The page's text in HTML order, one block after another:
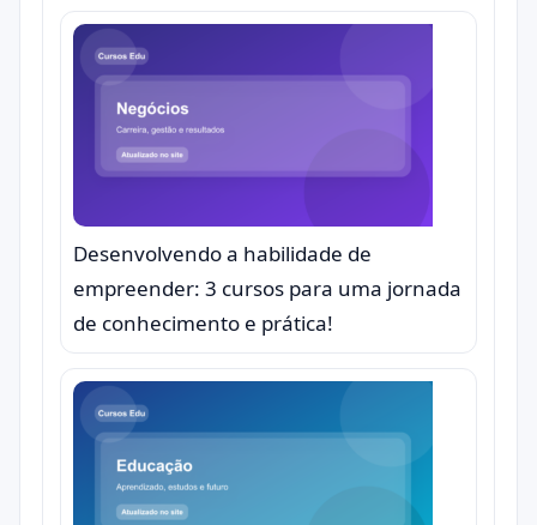
Desenvolvendo a habilidade de
empreender: 3 cursos para uma jornada
de conhecimento e prática!